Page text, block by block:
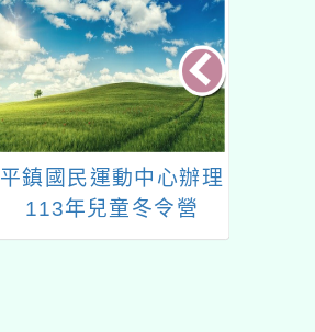
平鎮國民運動中心辦理
113年兒童冬令營